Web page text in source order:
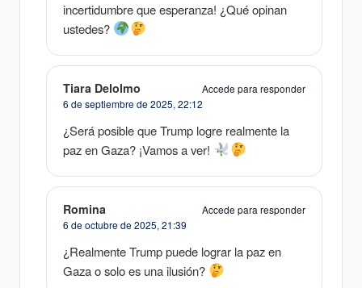
incertidumbre que esperanza! ¿Qué opinan
ustedes?
Tiara Delolmo
Accede para responder
6 de septiembre de 2025,22:12
¿Será posible que Trump logre realmente la
paz en Gaza? ¡Vamos a ver!
Romina
Accede para responder
6 de octubre de 2025, 21:39
¿Realmente Trump puede lograr la paz en
Gaza o solo es una ilusión?